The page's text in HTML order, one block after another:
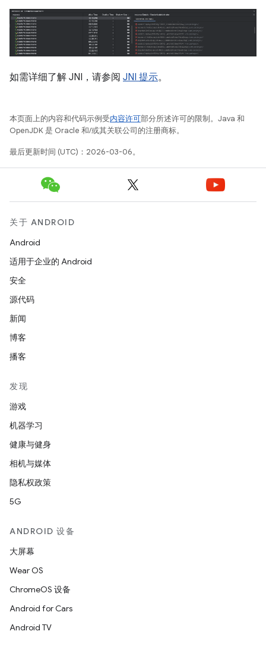
如需详细了解 JNI，请参阅 JNI 提示。
本页面上的内容和代码示例受内容许可部分所述许可的限制。Java 和
OpenJDK 是 Oracle 和/或其关联公司的注册商标。
最后更新时间 (UTC)：2026-03-06。
关于 ANDROID
Android
适用于企业的 Android
安全
源代码
新闻
博客
播客
发现
游戏
机器学习
健康与健身
相机与媒体
隐私权政策
5G
ANDROID 设备
大屏幕
Wear OS
ChromeOS 设备
Android for Cars
Android TV